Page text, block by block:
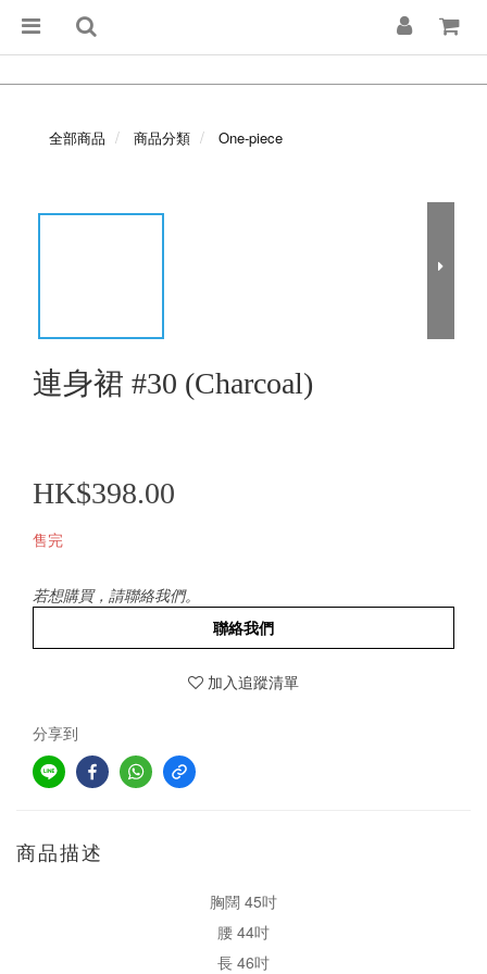
全部商品 商品分類 One-piece
連身裙 #30 (Charcoal)
HK$398.00
售完
若想購買，請聯絡我們。
聯絡我們
加入追蹤清單
分享到
商品描述
胸闊 45吋
腰 44吋
長 46吋